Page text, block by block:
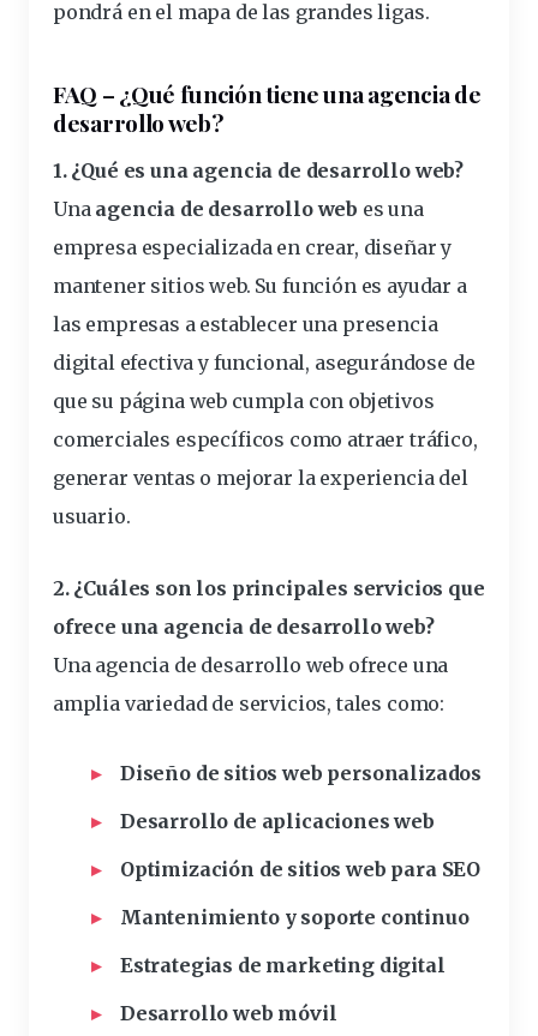
pondrá en el mapa de las grandes ligas.
FAQ – ¿Qué función tiene una agencia de
desarrollo web?
1. ¿Qué es una agencia de desarrollo web?
Una agencia de desarrollo web es una
empresa especializada en crear, diseñar y
mantener sitios web. Su función es ayudar a
las empresas a establecer una presencia
digital efectiva y funcional, asegurándose de
que su página web cumpla con objetivos
comerciales específicos como atraer tráfico,
generar ventas o mejorar la experiencia del
usuario.
2. ¿Cuáles son los principales servicios que
ofrece una agencia de desarrollo web?
Una agencia de desarrollo web ofrece una
amplia variedad de servicios, tales como:
Diseño de sitios web personalizados
Desarrollo de aplicaciones web
Optimización de sitios web para SEO
Mantenimiento y soporte continuo
Estrategias de marketing digital
Desarrollo web móvil